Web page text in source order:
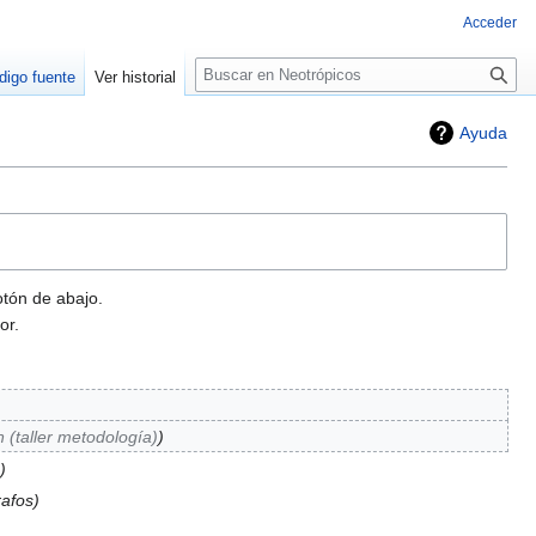
Ayuda
de abajo.
(taller metodología)
Acceder
fuente Ver historial
Buscar